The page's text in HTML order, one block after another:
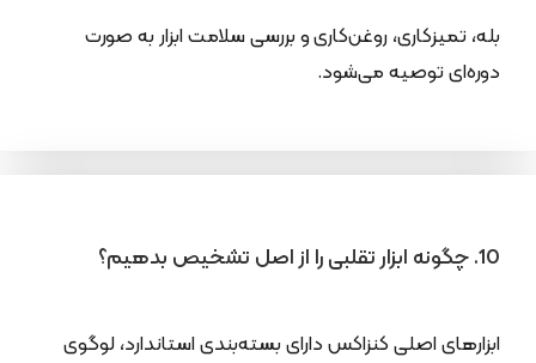
بله، تمیزکاری، روغن‌کاری و بررسی سلامت ابزار به صورت
دوره‌ای توصیه می‌شود.
10. چگونه ابزار تقلبی را از اصل تشخیص بدهیم؟
ابزارهای اصلی کنزاکس دارای بسته‌بندی استاندارد، لوگوی